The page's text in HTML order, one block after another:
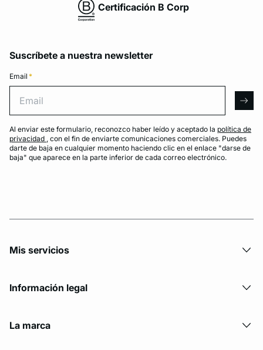
Certificación B Corp
Suscríbete a nuestra newsletter
Email *
Al enviar este formulario, reconozco haber leído y aceptado la política de
privacidad , con el fin de enviarte comunicaciones comerciales. Puedes
darte de baja en cualquier momento haciendo clic en el enlace "darse de
baja" que aparece en la parte inferior de cada correo electrónico.
Mis servicios
Información legal
La marca